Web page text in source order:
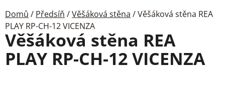
Domů / Předsíň /Věšáková stěna /Věšáková stěna REA
PLAY RP-CH-12 VICENZA
Věšáková stěna REA
PLAY RP-CH-12 VICENZA